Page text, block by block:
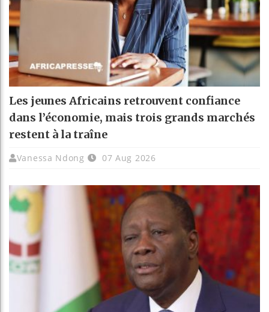
Les jeunes Africains retrouvent confiance
dans l’économie, mais trois grands marchés
restent à la traîne
Vanessa Ndong 07 Aug 2026